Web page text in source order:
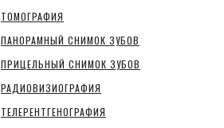
ТОМОГРАФИЯ
ПАНОРАМНЫЙ СНИМОК ЗУБОВ
ПРИЦЕЛЬНЫЙ СНИМОК ЗУБОВ
РАДИОВИЗИОГРАФИЯ
ТЕЛЕРЕНТГЕНОГРАФИЯ